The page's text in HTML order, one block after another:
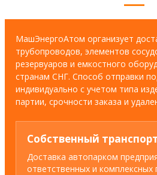
МашЭнергоАтом организует
трубопроводов, элементов
резервуаров и емкостного
странам СНГ. Способ отправки
индивидуально с учетом типа
партии, срочности заказа и
Собственный
Доставка автопарком
ответственных и комплексных